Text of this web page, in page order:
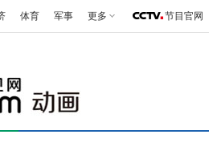
体育 军事 更多 节目官网